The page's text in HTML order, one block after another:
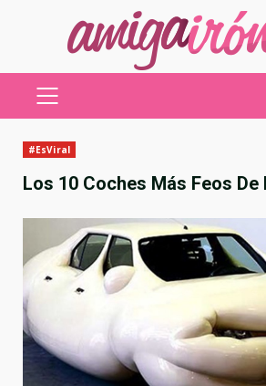
MENÚ
#EsViral
Los 10 Coches Más Feos